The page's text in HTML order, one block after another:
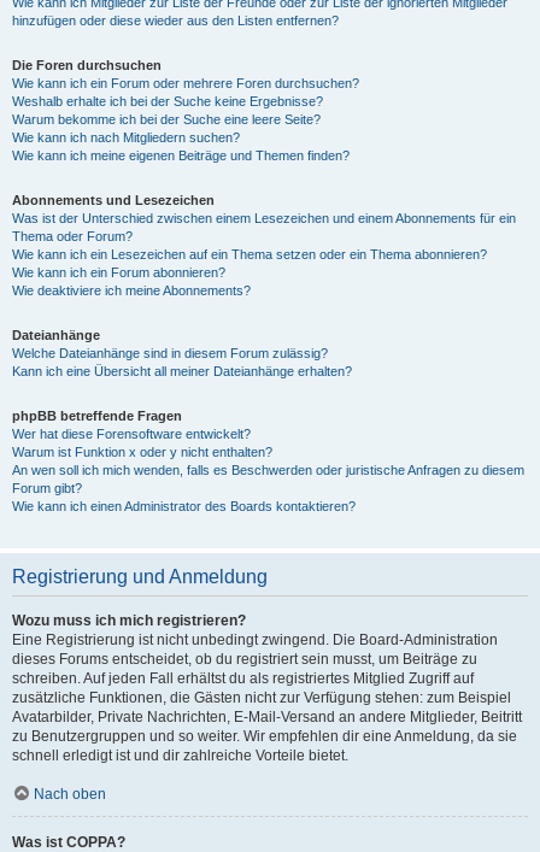
hinzufügen oder diese wieder aus den Listen entfernen?
Die Foren durchsuchen
Wie kann ich ein Forum oder mehrere Foren durchsuchen?
Weshalb erhalte ich bei der Suche keine Ergebnisse?
Warum bekomme ich bei der Suche eine leere Seite?
Wie kann ich nach Mitgliedern suchen?
Wie kann ich meine eigenen Beiträge und Themen finden?
Abonnements und Lesezeichen
Was ist der Unterschied zwischen einem Lesezeichen und einem Abonnements für ein
Thema oder Forum?
Wie kann ich ein Lesezeichen auf ein Thema setzen oder ein Thema abonnieren?
Wie kann ich ein Forum abonnieren?
Wie deaktiviere ich meine Abonnements?
Dateianhänge
Welche Dateianhänge sind in diesem Forum zulässig?
Kann ich eine Übersicht all meiner Dateianhänge erhalten?
phpBB betreffende Fragen
Wer hat diese Forensoftware entwickelt?
Warum ist Funktion x oder y nicht enthalten?
An wen soll ich mich wenden, falls es Beschwerden oder juristische Anfragen zu diesem
Forum gibt?
Wie kann ich einen Administrator des Boards kontaktieren?
Registrierung und Anmeldung
Wozu muss ich mich registrieren?
Eine Registrierung ist nicht unbedingt zwingend. Die Board-Administration
dieses Forums entscheidet, ob du registriert sein musst, um Beiträge zu
schreiben. Auf jeden Fall erhältst du als registriertes Mitglied Zugriff auf
zusätzliche Funktionen, die Gästen nicht zur Verfügung stehen: zum Beispiel
Avatarbilder, Private Nachrichten, E-Mail-Versand an andere Mitglieder, Beitritt
zu Benutzergruppen und so weiter. Wir empfehlen dir eine Anmeldung, da sie
schnell erledigt ist und dir zahlreiche Vorteile bietet.
Nach oben
Was ist COPPA?